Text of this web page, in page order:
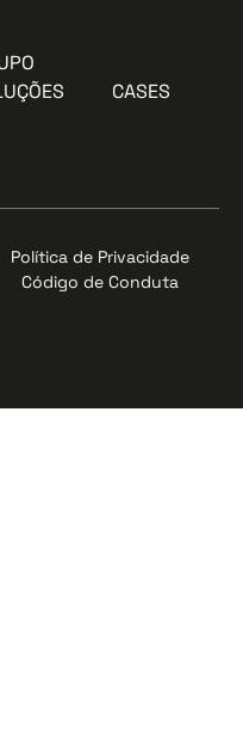
CASES
Política de Privacidade
Código de Conduta